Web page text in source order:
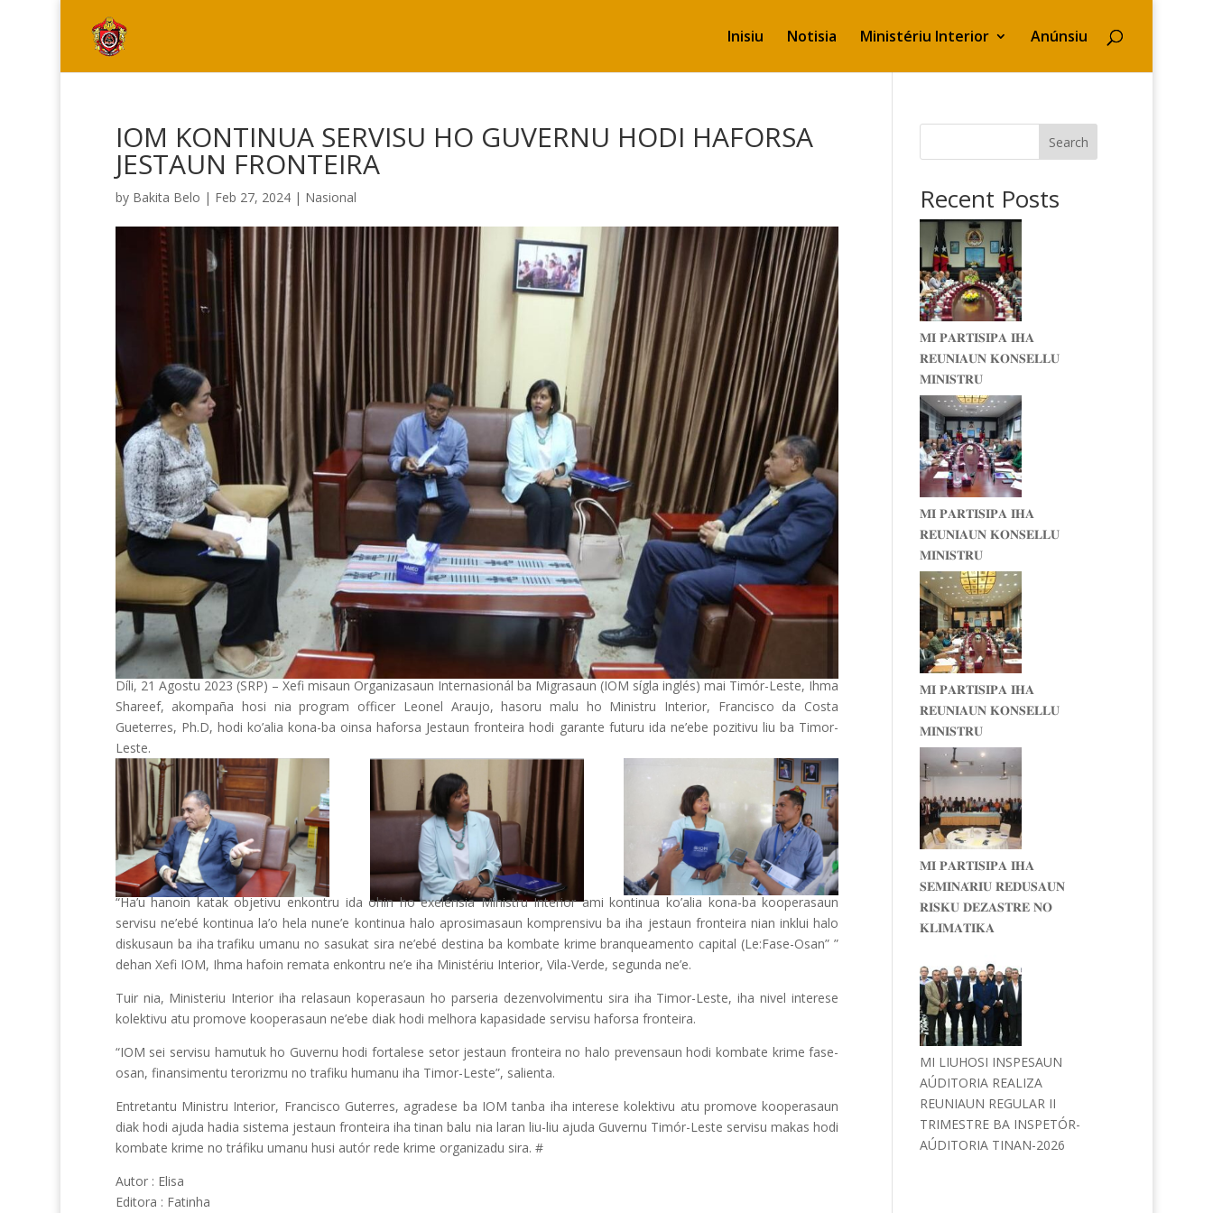
Inisiu Notisia Ministériu Interior Anúnsiu
IOM KONTINUA SERVISU HO GUVERNU HODI HAFORSA
JESTAUN FRONTEIRA
by Bakita Belo | Feb 27, 2024| Nasional
Díli, 21 Agostu 2023 (SRP) – Xefi misaun Organizasaun Internasionál ba Migrasaun (IOM sígla inglés) mai Timór-Leste, Ihma
Shareef, akompaña hosi nia program officer Leonel Araujo, hasoru malu ho Ministru Interior, Francisco da Costa
Gueterres, Ph.D, hodi ko’alia kona-ba oinsa haforsa Jestaun fronteira hodi garante futuru ida ne’ebe pozitivu liu ba Timor-
Leste.
“Ha’u hanoin katak objetivu enkontru ida ohin ho exelénsia Ministru Interior ami kontinua ko’alia kona-ba kooperasaun
servisu ne’ebé kontinua la’o hela nune’e kontinua halo aprosimasaun komprensivu ba iha jestaun fronteira nian inklui halo
diskusaun ba iha trafiku umanu no sasukat sira ne’ebé destina ba kombate krime branqueamento capital (Le:Fase-Osan” ”
dehan Xefi IOM, Ihma hafoin remata enkontru ne’e iha Ministériu Interior, Vila-Verde, segunda ne’e.
Tuir nia, Ministeriu Interior iha relasaun koperasaun ho parseria dezenvolvimentu sira iha Timor-Leste, iha nivel interese
kolektivu atu promove kooperasaun ne’ebe diak hodi melhora kapasidade servisu haforsa fronteira.
“IOM sei servisu hamutuk ho Guvernu hodi fortalese setor jestaun fronteira no halo prevensaun hodi kombate krime fase-
osan, finansimentu terorizmu no trafiku humanu iha Timor-Leste”, salienta.
Entretantu Ministru Interior, Francisco Guterres, agradese ba IOM tanba iha interese kolektivu atu promove kooperasaun
diak hodi ajuda hadia sistema jestaun fronteira iha tinan balu nia laran liu-liu ajuda Guvernu Timór-Leste servisu makas hodi
kombate krime no tráfiku umanu husi autór rede krime organizadu sira. #
Autor : Elisa
Editora : Fatinha
Search
Recent Posts
𝐌𝐈 𝐏𝐀𝐑𝐓𝐈𝐒𝐈𝐏𝐀 𝐈𝐇𝐀
𝐑𝐄𝐔𝐍𝐈𝐀𝐔𝐍 𝐊𝐎𝐍𝐒𝐄𝐋𝐋𝐔
𝐌𝐈𝐍𝐈𝐒𝐓𝐑𝐔
𝐌𝐈 𝐏𝐀𝐑𝐓𝐈𝐒𝐈𝐏𝐀 𝐈𝐇𝐀
𝐑𝐄𝐔𝐍𝐈𝐀𝐔𝐍 𝐊𝐎𝐍𝐒𝐄𝐋𝐋𝐔
𝐌𝐈𝐍𝐈𝐒𝐓𝐑𝐔
𝐌𝐈 𝐏𝐀𝐑𝐓𝐈𝐒𝐈𝐏𝐀 𝐈𝐇𝐀
𝐑𝐄𝐔𝐍𝐈𝐀𝐔𝐍 𝐊𝐎𝐍𝐒𝐄𝐋𝐋𝐔
𝐌𝐈𝐍𝐈𝐒𝐓𝐑𝐔
𝐌𝐈 𝐏𝐀𝐑𝐓𝐈𝐒𝐈𝐏𝐀 𝐈𝐇𝐀
𝐒𝐄𝐌𝐈𝐍𝐀́𝐑𝐈𝐔 𝐑𝐄𝐃𝐔𝐒𝐀𝐔𝐍
𝐑𝐈𝐒𝐊𝐔 𝐃𝐄𝐙𝐀𝐒𝐓𝐑𝐄 𝐍𝐎
𝐊𝐋𝐈𝐌𝐀𝐓𝐈𝐊𝐀
MI LIUHOSI INSPESAUN
AÚDITORIA REALIZA
REUNIAUN REGULAR II
TRIMESTRE BA INSPETÓR-
AÚDITORIA TINAN-2026